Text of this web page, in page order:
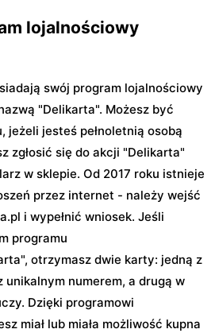
lojalnościowy
swój program lojalnościowy
"Delikarta". Możesz być
jeżeli jesteś pełnoletnią osobą
zgłosić się do akcji "Delikarta"
w sklepie. Od 2017 roku istnieje
przez internet - należy wejść
i wypełnić wniosek. Jeśli
programu
otrzymasz dwie karty: jedną z
numerem, a drugą w
Dzięki programowi
miał lub miała możliwość kupna